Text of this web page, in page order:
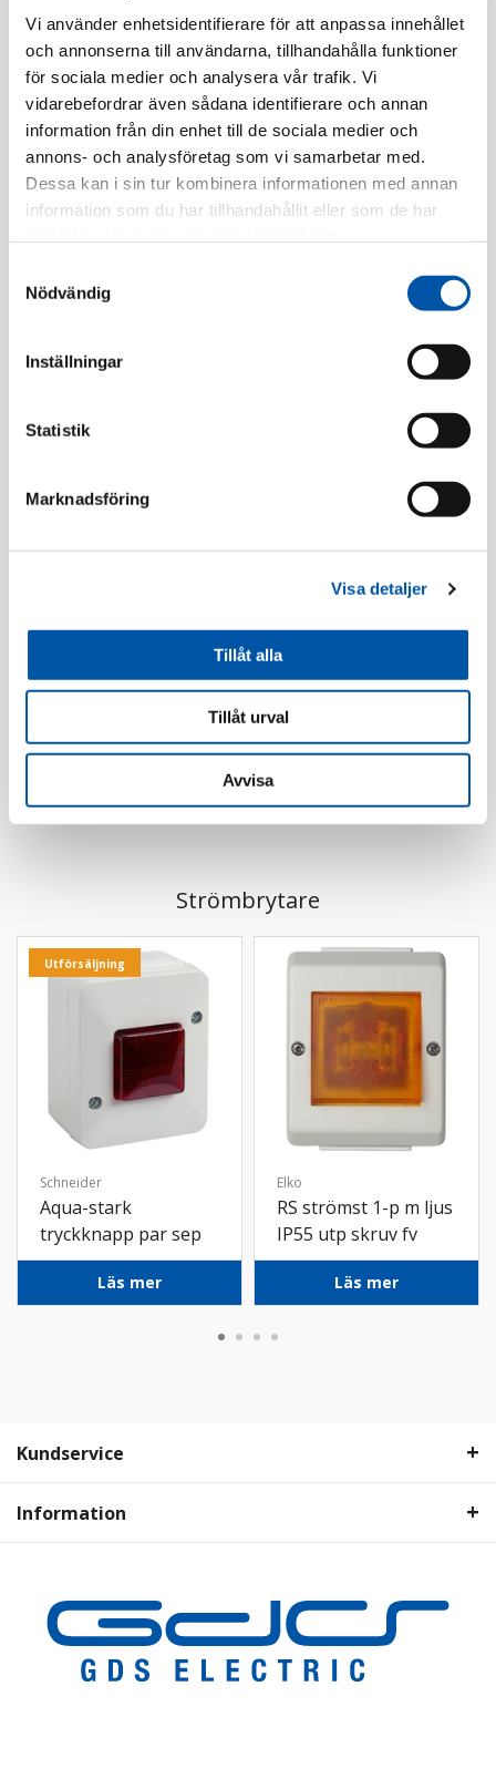
Vi använder enhetsidentifierare för att anpassa innehållet
och annonserna till användarna, tillhandahålla funktioner
för sociala medier och analysera vår trafik. Vi
vidarebefordrar även sådana identifierare och annan
information från din enhet till de sociala medier och
annons- och analysföretag som vi samarbetar med.
Dessa kan i sin tur kombinera informationen med annan
information som du har tillhandahållit eller som de har
Nödvändig
Inställningar
Statistik
Marknadsföring
Visa detaljer
Tillåt alla
Tillåt urval
Avvisa
Beskrivning
häll/ugn 230/400V
Läs mer
kapslad 2-v IP44 utv
vit
Läs mer
Strömbrytare
Utförsäljning
Schneider
Aqua-stark
tryckknapp par sep
lampkrets Polarvit
Läs mer
Elko
RS strömst 1-p m ljus
IP55 utp skruv fv
Läs mer
Kundservice
Information